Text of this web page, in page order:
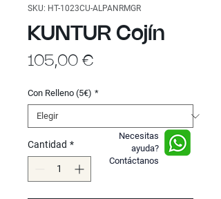
SKU: HT-1023CU-ALPANRMGR
KUNTUR Cojín
105,00 €
Con Relleno (5€) *
Cantidad *
Necesitas
ayuda?
Contáctanos